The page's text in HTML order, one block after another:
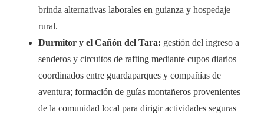
brinda alternativas laborales en guianza y hospedaje
rural.
Durmitor y el Cañón del Tara: gestión del ingreso a
senderos y circuitos de rafting mediante cupos diarios
coordinados entre guardaparques y compañías de
aventura; formación de guías montañeros provenientes
de la comunidad local para dirigir actividades seguras